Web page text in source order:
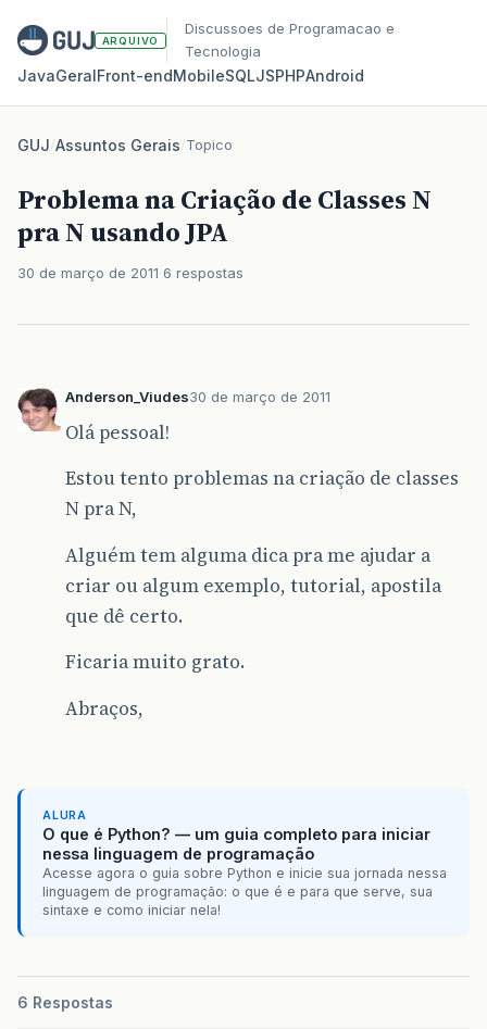
ARQUIVO
Discussoes de Programacao e
Tecnologia
JavaGeralFront‑endMobileSQLJSPHPAndroid
GUJ/Assuntos Gerais/Topico
Problema na Criação de Classes N
pra N usando JPA
30 de março de 2011 6 respostas
Anderson_Viudes30 de março de 2011
Olá pessoal!
Estou tento problemas na criação de classes
N pra N,
Alguém tem alguma dica pra me ajudar a
criar ou algum exemplo, tutorial, apostila
que dê certo.
Ficaria muito grato.
Abraços,
ALURA
O que é Python? — um guia completo para iniciar
nessa linguagem de programação
Acesse agora o guia sobre Python e inicie sua jornada nessa
linguagem de programação: o que é e para que serve, sua
sintaxe e como iniciar nela!
6 Respostas